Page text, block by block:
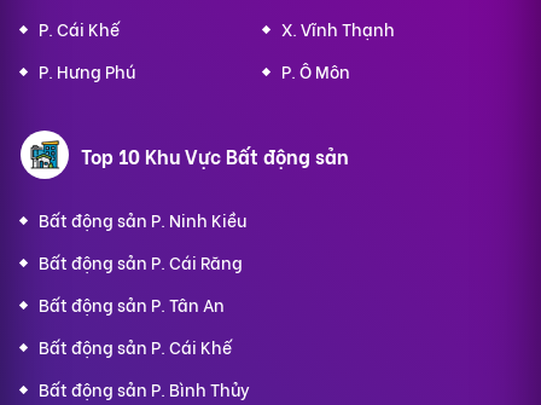
P. Cái Khế
X. Vĩnh Thạnh
P. Hưng Phú
P. Ô Môn
Top 10 Khu Vực Bất động sản
Bất động sản P. Ninh Kiều
Bất động sản P. Cái Răng
Bất động sản P. Tân An
Bất động sản P. Cái Khế
Bất động sản P. Bình Thủy